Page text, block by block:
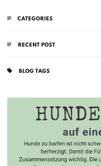
CATEGORIES
RECENT POST
BLOG TAGS